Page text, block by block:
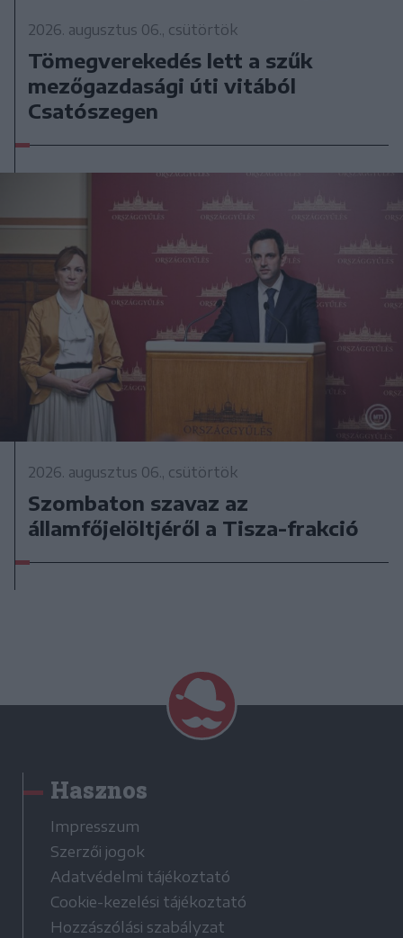
2026. augusztus 06., csütörtök
Tömegverekedés lett a szűk
mezőgazdasági úti vitából
Csatószegen
2026. augusztus 06., csütörtök
Szombaton szavaz az
államfőjelöltjéről a Tisza-frakció
Hasznos
Impresszum
Szerzői jogok
Adatvédelmi tájékoztató
Cookie-kezelési tájékoztató
Hozzászólási szabályzat